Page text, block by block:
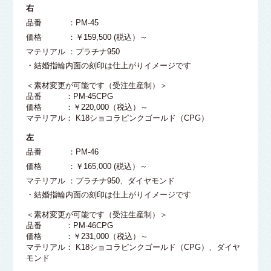
右
品番 ：PM-45
価格 ：￥159,500 (税込）～
マテリアル ：プラチナ950
・結婚指輪内面の刻印は仕上がりイメージです
＜素材変更が可能です（受注生産制）＞
品番 ：PM-45CPG
価格 ：￥220,000（税込）～
マテリアル： K18ショコラピンクゴールド（CPG）
左
品番 ：PM-46
価格 ：￥165,000 (税込）～
マテリアル ：プラチナ950、ダイヤモンド
・結婚指輪内面の刻印は仕上がりイメージです
＜素材変更が可能です（受注生産制）＞
品番 ：PM-46CPG
価格 ：￥231,000（税込）～
マテリアル： K18ショコラピンクゴールド（CPG）、ダイヤ
モンド